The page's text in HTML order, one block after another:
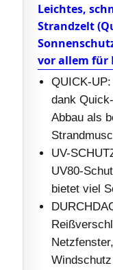
Leichtes,
Strandzelt
vor allem für
QUICK-
dank
Abbau als
UV-
UV80-
bietet viel
Windschutz